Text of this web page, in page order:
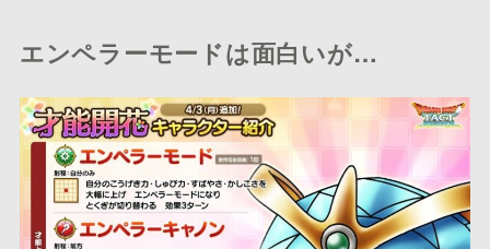
エンペラーモードは面白いが…